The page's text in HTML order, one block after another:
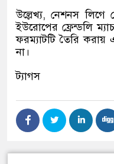
উল্লেখ্য,নেশনস লিগে
ইউরোপের ফ্রেন্ডলি
ফরম্যাটটি তৈরি করায়
না।
ট্যাগস